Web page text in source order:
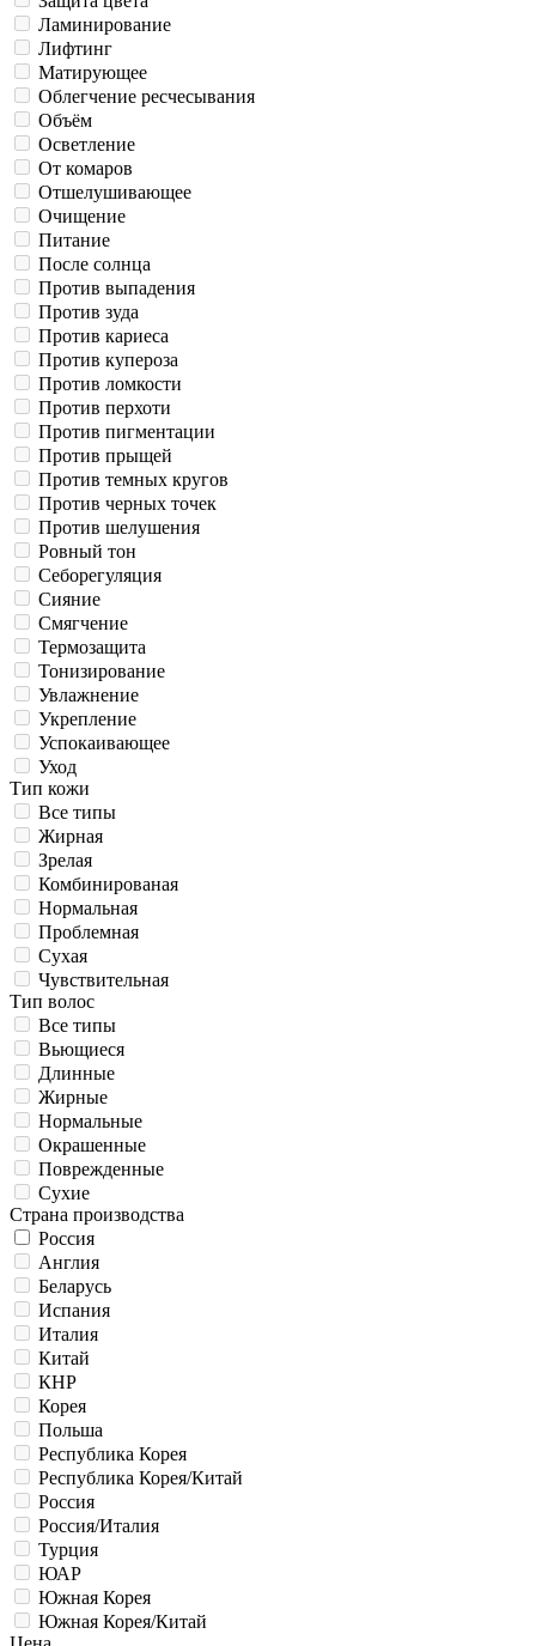
Ламинирование
Лифтинг
Матирующее
Облегчение ресчесывания
Объём
Осветление
От комаров
Отшелушивающее
Очищение
Питание
После солнца
Против выпадения
Против зуда
Против кариеса
Против купероза
Против ломкости
Против перхоти
Против пигментации
Против прыщей
Против темных кругов
Против черных точек
Против шелушения
Ровный тон
Себорегуляция
Сияние
Смягчение
Термозащита
Тонизирование
Увлажнение
Укрепление
Успокаивающее
Уход
Тип кожи
Все типы
Жирная
Зрелая
Комбинированая
Нормальная
Проблемная
Сухая
Чувствительная
Тип волос
Все типы
Вьющиеся
Длинные
Жирные
Нормальные
Окрашенные
Поврежденные
Сухие
Cтрана производства
Россия
Англия
Беларусь
Испания
Италия
Китай
КНР
Корея
Польша
Республика Корея
Республика Корея/Китай
Россия
Россия/Италия
Турция
ЮАР
Южная Корея
Южная Корея/Китай